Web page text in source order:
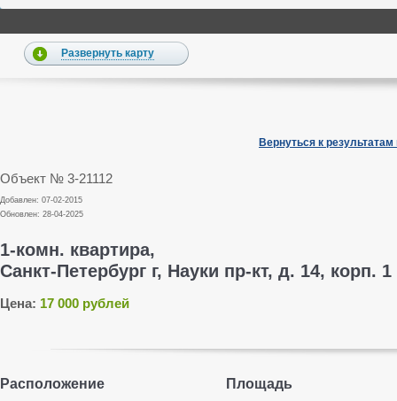
Развернуть карту
Вернуться к результатам
Объект № 3-21112
Добавлен: 07-02-2015
Обновлен: 28-04-2025
1-комн. квартира,
Санкт-Петербург г, Науки пр-кт, д. 14, корп. 1
Цена: 17 000 рублей
Расположение Площадь